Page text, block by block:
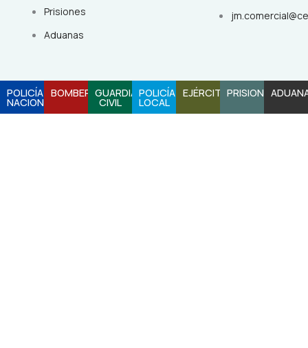
Prisiones
Aduanas
POLICÍA
NACIONAL
BOMBEROSGUARDIA
CIVIL
POLICÍA
LOCAL
EJÉRCITOPRISIONES